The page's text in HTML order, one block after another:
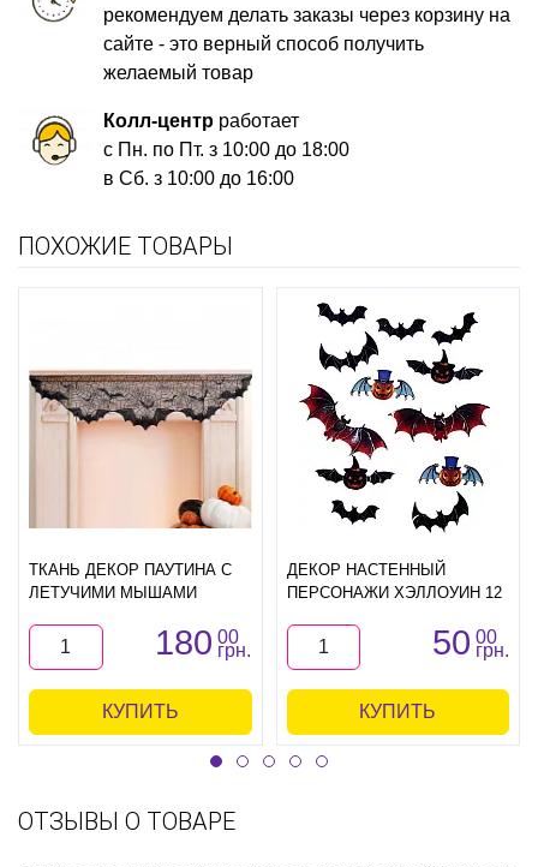
рекомендуем делать заказы через корзину на
сайте - это верный способ получить
желаемый товар
Колл-центр работает
с Пн. по Пт. з 10:00 до 18:00
в Сб. з 10:00 до 16:00
ПОХОЖИЕ ТОВАРЫ
ТКАНЬ ДЕКОР ПАУТИНА С
ЛЕТУЧИМИ МЫШАМИ
180 00
грн.
КУПИТЬ
ДЕКОР НАСТЕННЫЙ
ПЕРСОНАЖИ ХЭЛЛОУИН 12
50 00
грн.
КУПИТЬ
ОТЗЫВЫ О ТОВАРЕ